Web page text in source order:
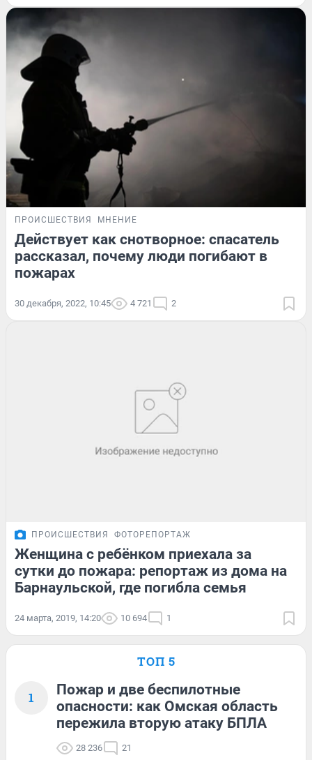
ПРОИСШЕСТВИЯ МНЕНИЕ
Действует как снотворное: спасатель
рассказал, почему люди погибают в
пожарах
30 декабря, 2022, 10:45 4 721 2
ПРОИСШЕСТВИЯ ФОТОРЕПОРТАЖ
Женщина с ребёнком приехала за
сутки до пожара: репортаж из дома на
Барнаульской, где погибла семья
24 марта, 2019, 14:20 10 694 1
ТОП 5
1
Пожар и две беспилотные
опасности: как Омская область
пережила вторую атаку БПЛА
28 236 21